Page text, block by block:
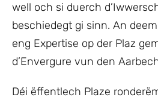
well och si duerch
beschiedegt gi sinn. An
eng Expertise op der Plaz
d’Envergure vun den
Déi ëffentlech Plaze